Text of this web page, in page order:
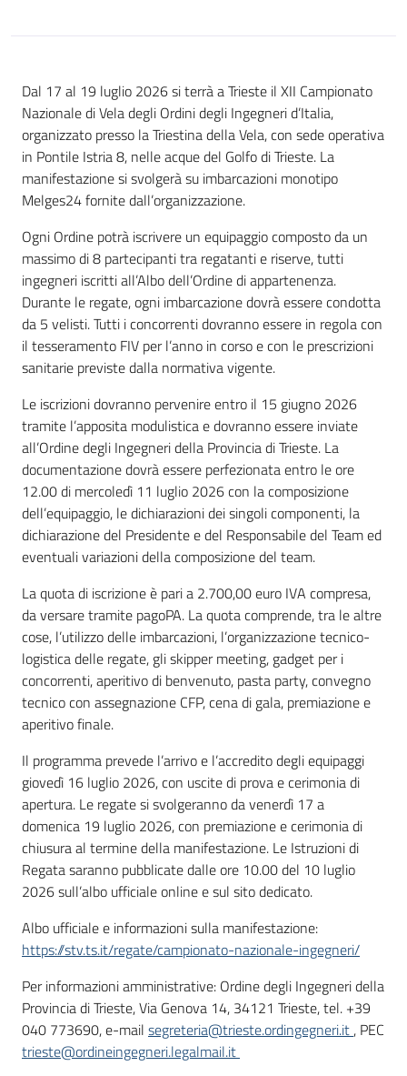
Dal 17 al 19 luglio 2026 si terrà a Trieste il XII Campionato
Nazionale di Vela degli Ordini degli Ingegneri d’Italia,
organizzato presso la Triestina della Vela, con sede operativa
in Pontile Istria 8, nelle acque del Golfo di Trieste. La
manifestazione si svolgerà su imbarcazioni monotipo
Melges24 fornite dall’organizzazione.
Ogni Ordine potrà iscrivere un equipaggio composto da un
massimo di 8 partecipanti tra regatanti e riserve, tutti
ingegneri iscritti all’Albo dell’Ordine di appartenenza.
Durante le regate, ogni imbarcazione dovrà essere condotta
da 5 velisti. Tutti i concorrenti dovranno essere in regola con
il tesseramento FIV per l’anno in corso e con le prescrizioni
sanitarie previste dalla normativa vigente.
Le iscrizioni dovranno pervenire entro il 15 giugno 2026
tramite l’apposita modulistica e dovranno essere inviate
all’Ordine degli Ingegneri della Provincia di Trieste. La
documentazione dovrà essere perfezionata entro le ore
12.00 di mercoledì 11 luglio 2026 con la composizione
dell’equipaggio, le dichiarazioni dei singoli componenti, la
dichiarazione del Presidente e del Responsabile del Team ed
eventuali variazioni della composizione del team.
La quota di iscrizione è pari a 2.700,00 euro IVA compresa,
da versare tramite pagoPA. La quota comprende, tra le altre
cose, l’utilizzo delle imbarcazioni, l’organizzazione tecnico-
logistica delle regate, gli skipper meeting, gadget per i
concorrenti, aperitivo di benvenuto, pasta party, convegno
tecnico con assegnazione CFP, cena di gala, premiazione e
aperitivo finale.
Il programma prevede l’arrivo e l’accredito degli equipaggi
giovedì 16 luglio 2026, con uscite di prova e cerimonia di
apertura. Le regate si svolgeranno da venerdì 17 a
domenica 19 luglio 2026, con premiazione e cerimonia di
chiusura al termine della manifestazione. Le Istruzioni di
Regata saranno pubblicate dalle ore 10.00 del 10 luglio
2026 sull’albo ufficiale online e sul sito dedicato.
Albo ufficiale e informazioni sulla manifestazione:
https://stv.ts.it/regate/campionato-nazionale-ingegneri/
Per informazioni amministrative: Ordine degli Ingegneri della
Provincia di Trieste, Via Genova 14, 34121 Trieste, tel. +39
040 773690, e-mail segreteria@trieste.ordingegneri.it, PEC
trieste@ordineingegneri.legalmail.it